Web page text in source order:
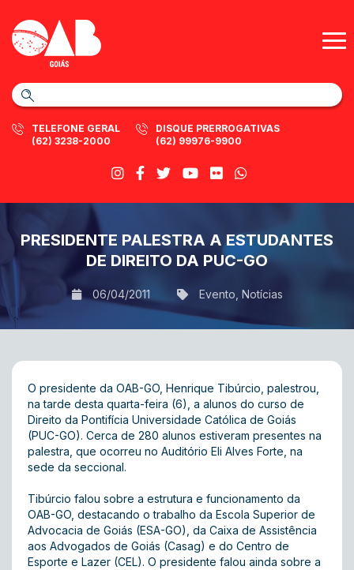
TELEFONE GERAL
(62) 3238-2000
DISQUE PRERROGATIVAS
(62) 99976-9900
PRESIDENTE PALESTRA A ESTUDANTES
DE DIREITO DA PUC-GO
06/04/2011 Evento Notícias
O presidente da OAB-GO, Henrique Tibúrcio, palestrou,
na tarde desta quarta-feira (6), a alunos do curso de
Direito da Pontifícia Universidade Católica de Goiás
(PUC-GO). Cerca de 280 alunos estiveram presentes na
palestra, que ocorreu no Auditório Eli Alves Forte, na
sede da seccional.
Tibúrcio falou sobre a estrutura e funcionamento da
OAB-GO, destacando o trabalho da Escola Superior de
Advocacia de Goiás (ESA-GO), da Caixa de Assistência
aos Advogados de Goiás (Casag) e do Centro de
Esporte e Lazer (CEL). O presidente falou ainda sobre a